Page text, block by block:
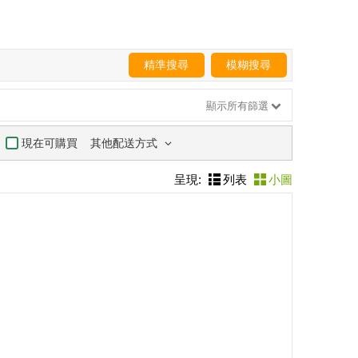
精準搜尋 模糊搜尋
顯示所有篩選
現在可購買 其他配送方式
呈現: 列表 小圖